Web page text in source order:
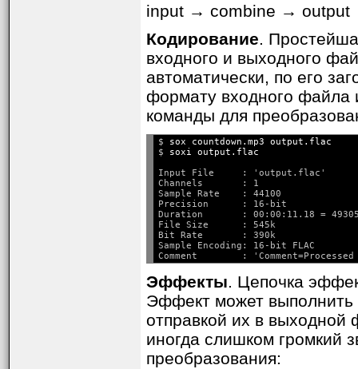
input → combine → output
Кодирование.
входного и выходного
автоматически, по его
формату входного
команды для
$ sox countdown.mp3 output.flac
$ soxi output.flac
Input File     : 'output.flac'
Channels       : 1
Sample Rate    : 44100
Precision      : 16-bit
Duration       : 00:00:11.18 =
File Size      : 545k
Bit Rate       : 390k
Sample Encoding: 16-bit FLAC
Эффекты. Цепочка
Эффект может
отправкой их в выходной
иногда слишком громкий
преобразования: